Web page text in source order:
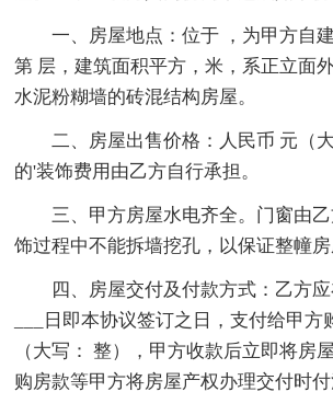
一、房屋地点：位于 ，为甲方自
第 层，建筑面积平方，米，系正立面
水泥粉糊墙的砖混结构房屋。
二、房屋出售价格：人民币 元（
的'装饰费用由乙方自行承担。
三、甲方房屋水电齐全。门窗由
饰过程中不能拆墙挖孔，以保证整幢房
四、房屋交付及付款方式：乙方
___日即本协议签订之日，支付给甲方
（大写： 整），甲方收款后立即将房
购房款等甲方将房屋产权办理交付时付